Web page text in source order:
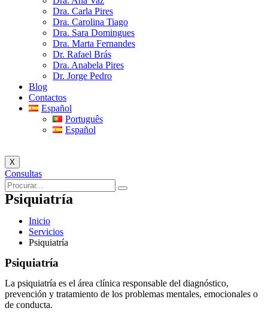
Dra. Carla Pires
Dra. Carolina Tiago
Dra. Sara Domingues
Dra. Marta Fernandes
Dr. Rafael Brás
Dra. Anabela Pires
Dr. Jorge Pedro
Blog
Contactos
Español
Português
Español
X
Consultas
Psiquiatría
Inicio
Servicios
Psiquiatría
Psiquiatría
La psiquiatría es el área clínica responsable del diagnóstico,
prevención y tratamiento de los problemas mentales, emocionales o
de conducta.